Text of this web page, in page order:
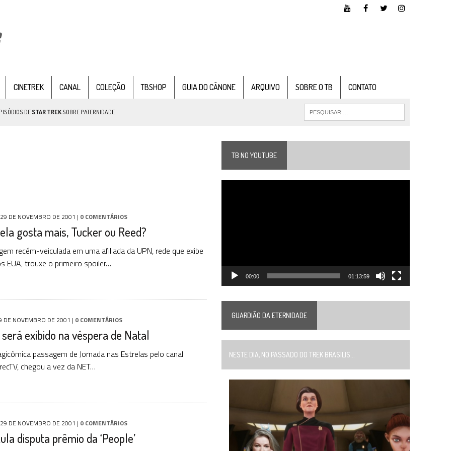
CINETREK CANAL COLEÇÃO TBSHOP GUIA DO CÂNONE ARQUIVO SOBRE O TB CONTATO
DE STAR TREK SOBRE PATERNIDADE
FILME DE FÃS AXANAR HORAS APÓS ESTREIA
– “THE GRIFFIN INCIDENT” (4×02)
TEMPORADA DE A NOVA GERAÇÃO
29 DE NOVEMBRO DE 2001 | 0 COMENTÁRIOS
gosta mais, Tucker ou Reed?
recém-veiculada em uma afiliada da UPN, rede que exibe
EUA, trouxe o primeiro spoiler…
DE NOVEMBRO DE 2001 | 0 COMENTÁRIOS
será exibido na véspera de Natal
passagem de Jornada nas Estrelas pelo canal
chegou a vez da NET…
29 DE NOVEMBRO DE 2001 | 0 COMENTÁRIOS
disputa prêmio da ‘People’
TB NO YOUTUBE
00:00 01:13:59
GUARDIÃO DA ETERNIDADE
NESTE DIA, NO PASSADO DO TREK BRASILIS...